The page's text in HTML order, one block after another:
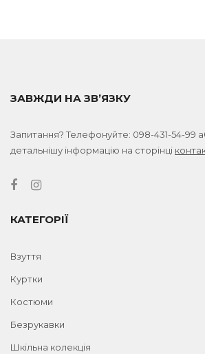
ЗАВЖДИ НА ЗВ’ЯЗКУ
Запитання? Телефонуйте: 098-431-54-99
детальнішу інформацію на сторінці
КАТЕГОРІЇ
Взуття
Куртки
Костюми
Безрукавки
Шкільна колекція